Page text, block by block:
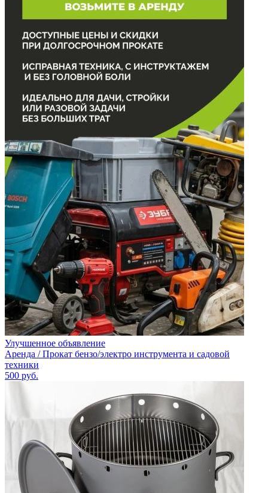
Улучшенное объявление
Аренда / Прокат бензо/электро инструмента и садовой
техники
500 руб.